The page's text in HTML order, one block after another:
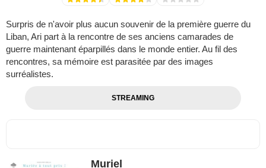
Surpris de n'avoir plus aucun souvenir de la première guerre du
Liban, Ari part à la rencontre de ses anciens camarades de
guerre maintenant éparpillés dans le monde entier. Au fil des
rencontres, sa mémoire est parasitée par des images
surréalistes.
STREAMING
Muriel